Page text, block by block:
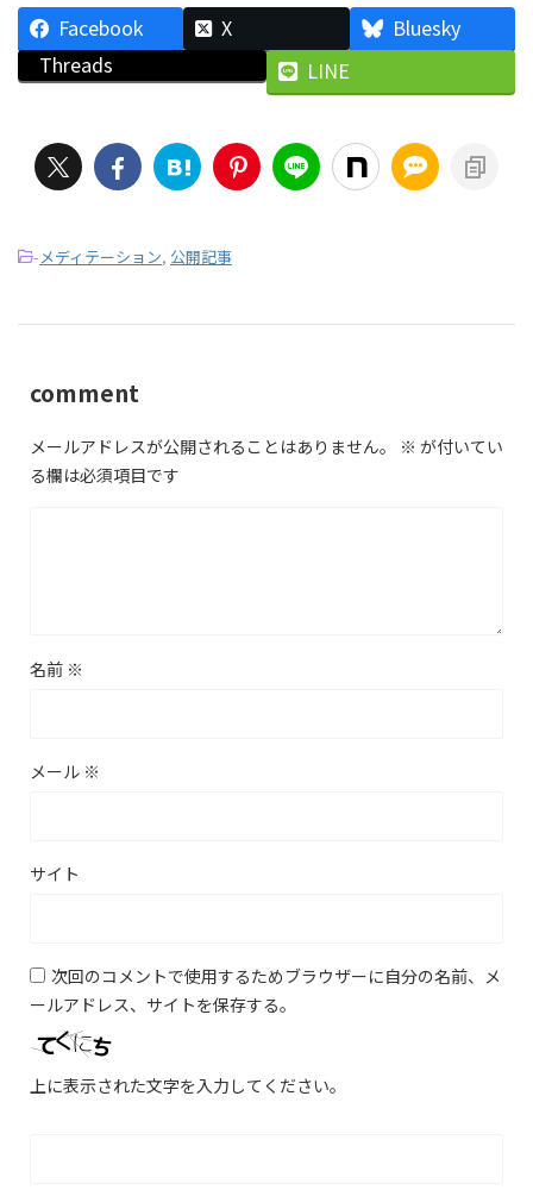
Facebook X
Bluesky
Threads
LINE
- メディテーション, 公開記事
comment
メールアドレスが公開されることはありません。 ※ が付いてい
る欄は必須項目です
名前 ※
メール ※
サイト
次回のコメントで使用するためブラウザーに自分の名前、メ
ールアドレス、サイトを保存する。
上に表示された文字を入力してください。